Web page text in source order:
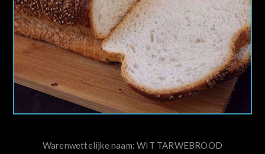
Warenwettelijke naam: WIT TARWEBROOD